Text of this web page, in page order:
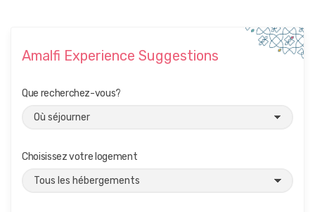
Amalfi Experience Suggestions
Que recherchez-vous?
Choisissez votre logement